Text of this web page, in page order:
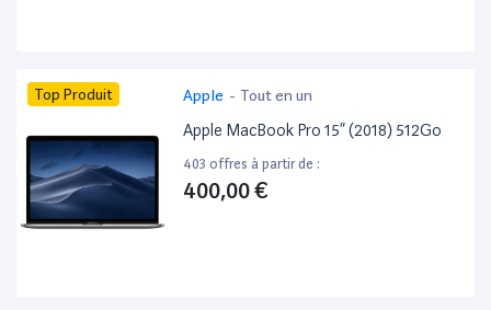
Top Produit Apple - Tout en un
Apple MacBook Pro 15” (2018) 512Go
403 offres à partir de :
400,00 €